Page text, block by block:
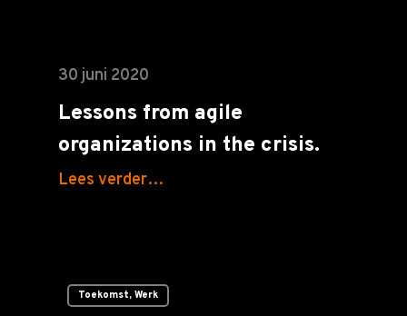
30 juni 2020
Lessons from agile
organizations in the crisis.
Lees verder…
Toekomst, Werk